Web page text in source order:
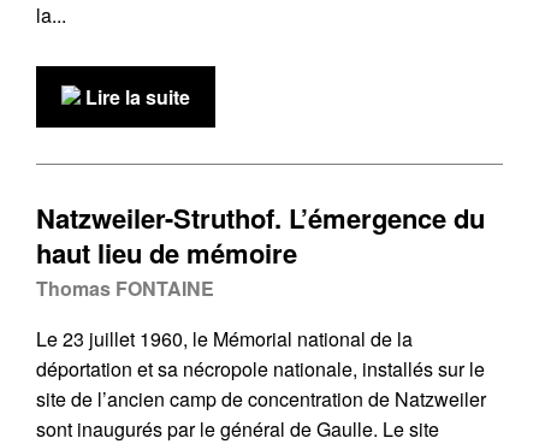
la...
Lire la suite
Natzweiler-Struthof. L’émergence du
haut lieu de mémoire
Thomas FONTAINE
Le 23 juillet 1960, le Mémorial national de la
déportation et sa nécropole nationale, installés sur le
site de l’ancien camp de concentration de Natzweiler
sont inaugurés par le général de Gaulle. Le site